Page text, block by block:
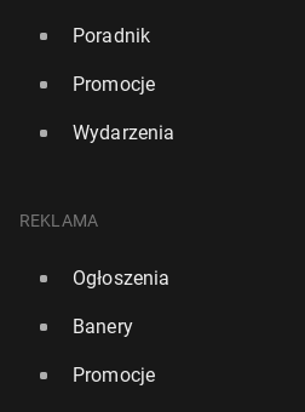
Poradnik
Promocje
Wydarzenia
REKLAMA
Ogłoszenia
Banery
Promocje